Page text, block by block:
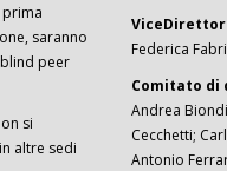
saranno
peer
si
altre sedi
Federica
Comitato di
Andrea
Cecchetti;
Antonio